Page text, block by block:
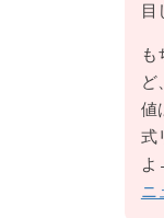
目
も
ど
値
式
よ
ニ